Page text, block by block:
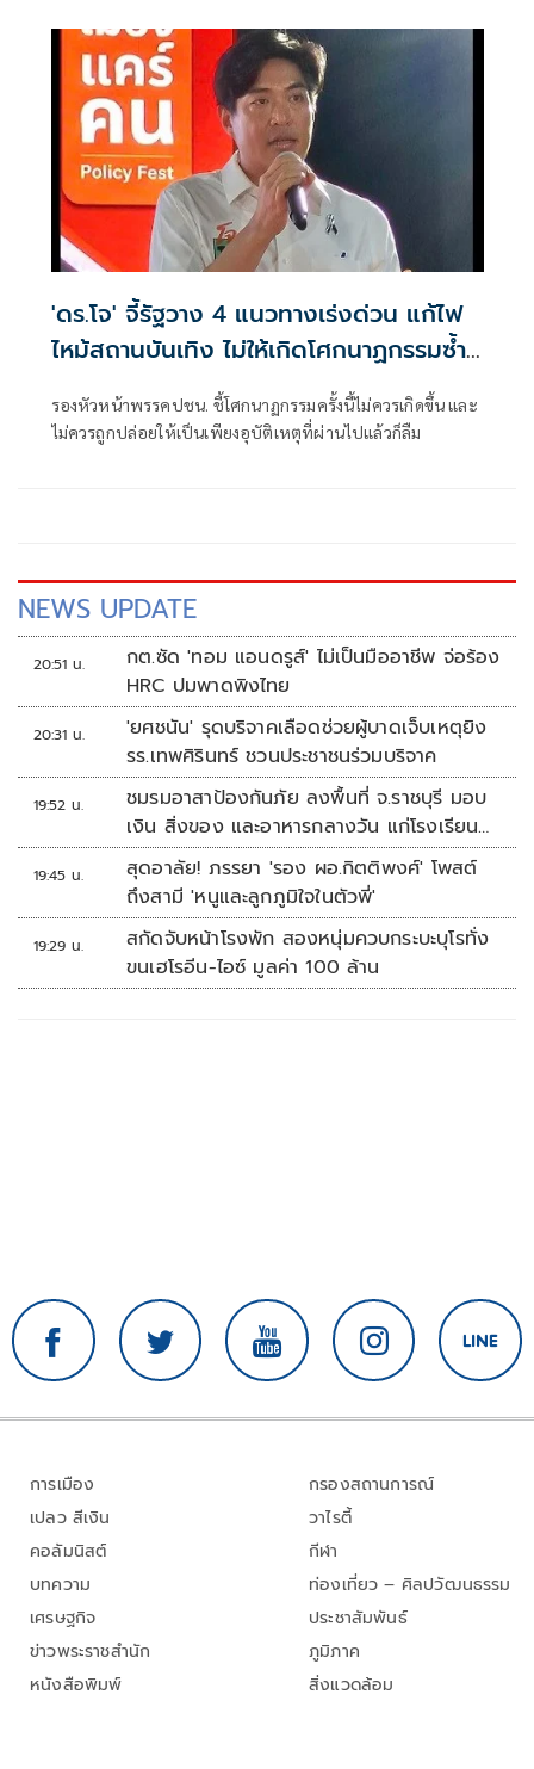
'ดร.โจ' จี้รัฐวาง 4 แนวทางเร่งด่วน แก้ไฟ
ไหม้สถานบันเทิง ไม่ให้เกิดโศกนาฏกรรมซ้ำ
รองหัวหน้าพรรคปชน. ชี้โศกนาฏกรรมครั้งนี้ไม่ควรเกิดขึ้น และ
ไม่ควรถูกปล่อยให้เป็นเพียงอุบัติเหตุที่ผ่านไปแล้วก็ลืม
NEWS UPDATE
20:51 น.
กต.ซัด 'ทอม แอนดรูส์' ไม่เป็นมืออาชีพ จ่อร้อง
HRC ปมพาดพิงไทย
20:31 น.
'ยศชนัน' รุดบริจาคเลือดช่วยผู้บาดเจ็บเหตุยิง
รร.เทพศิรินทร์ ชวนประชาชนร่วมบริจาค
19:52 น.
ชมรมอาสาป้องกันภัย ลงพื้นที่ จ.ราชบุรี มอบ
เงิน สิ่งของ และอาหารกลางวัน แก่โรงเรียน
บ้านหนองน้ำใส
19:45 น.
สุดอาลัย! ภรรยา 'รอง ผอ.กิตติพงศ์' โพสต์
ถึงสามี 'หนูและลูกภูมิใจในตัวพี่'
19:29 น.
สกัดจับหน้าโรงพัก สองหนุ่มควบกระบะบุโรทั่ง
ขนเฮโรอีน-ไอซ์ มูลค่า 100 ล้าน
การเมือง
เปลว สีเงิน
คอลัมนิสต์
บทความ
เศรษฐกิจ
ข่าวพระราชสำนัก
หนังสือพิมพ์
กรองสถานการณ์
วาไรตี้
กีฬา
ท่องเที่ยว – ศิลปวัฒนธรรม
ประชาสัมพันธ์
ภูมิภาค
สิ่งแวดล้อม